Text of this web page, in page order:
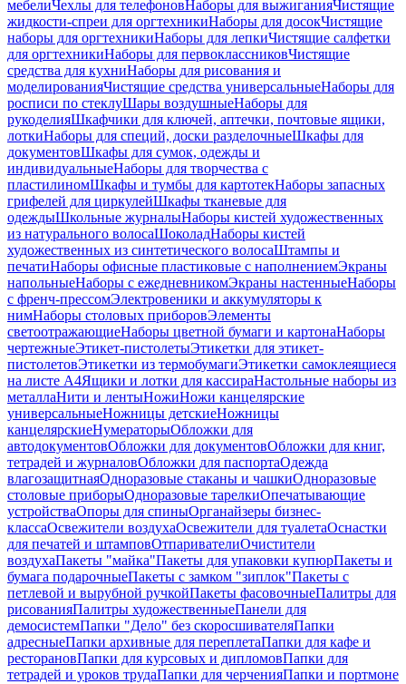
мебелиЧехлы для телефоновНаборы для выжиганияЧистящие
жидкости-спреи для оргтехникиНаборы для досокЧистящие
наборы для оргтехникиНаборы для лепкиЧистящие салфетки
для оргтехникиНаборы для первоклассниковЧистящие
средства для кухниНаборы для рисования и
моделированияЧистящие средства универсальныеНаборы для
росписи по стеклуШары воздушныеНаборы для
рукоделияШкафчики для ключей, аптечки, почтовые ящики,
лоткиНаборы для специй, доски разделочныеШкафы для
документовШкафы для сумок, одежды и
индивидуальныеНаборы для творчества с
пластилиномШкафы и тумбы для картотекНаборы запасных
грифелей для циркулейШкафы тканевые для
одеждыШкольные журналыНаборы кистей художественных
из натурального волосаШоколадНаборы кистей
художественных из синтетического волосаШтампы и
печатиНаборы офисные пластиковые с наполнениемЭкраны
напольныеНаборы с ежедневникомЭкраны настенныеНаборы
с френч-прессомЭлектровеники и аккумуляторы к
нимНаборы столовых приборовЭлементы
светоотражающиеНаборы цветной бумаги и картонаНаборы
чертежныеЭтикет-пистолетыЭтикетки для этикет-
пистолетовЭтикетки из термобумагиЭтикетки самоклеящиеся
на листе А4Ящики и лотки для кассираНастольные наборы из
металлаНити и лентыНожиНожи канцелярские
универсальныеНожницы детскиеНожницы
канцелярскиеНумераторыОбложки для
автодокументовОбложки для документовОбложки для книг,
тетрадей и журналовОбложки для паспортаОдежда
влагозащитнаяОдноразовые стаканы и чашкиОдноразовые
столовые приборыОдноразовые тарелкиОпечатывающие
устройстваОпоры для спиныОрганайзеры бизнес-
классаОсвежители воздухаОсвежители для туалетаОснастки
для печатей и штамповОтпаривателиОчистители
воздухаПакеты "майка"Пакеты для упаковки купюрПакеты и
бумага подарочныеПакеты с замком "зиплок"Пакеты с
петлевой и вырубной ручкойПакеты фасовочныеПалитры для
рисованияПалитры художественныеПанели для
демосистемПапки "Дело" без скоросшивателяПапки
адресныеПапки архивные для переплетаПапки для кафе и
ресторановПапки для курсовых и дипломовПапки для
тетрадей и уроков трудаПапки для черченияПапки и портмоне